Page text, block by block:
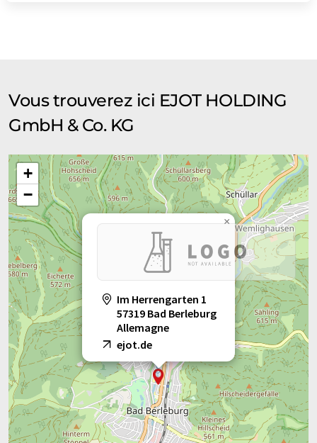
Vous trouverez ici EJOT HOLDING
GmbH & Co. KG
Im Herrengarten 1
57319 Bad Berleburg
Allemagne
ejot.de
×
+
−